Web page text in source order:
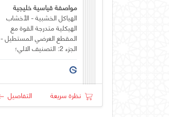
مواصفة قياسية خليجية
الهياكل الخشبية - الأخشاب
الهيكلية متدرجة القوة مع
المقطع العرضي المستطيل -
الجزء 2: التصنيف الالي؛
متطلبات إضافية لاختبار النوع
نظرة سريعة التفاصيل